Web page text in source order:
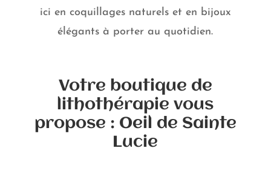
ici en coquillages naturels et en bijoux
élégants à porter au quotidien.
Votre boutique de
lithothérapie vous
propose : Oeil de Sainte
Lucie